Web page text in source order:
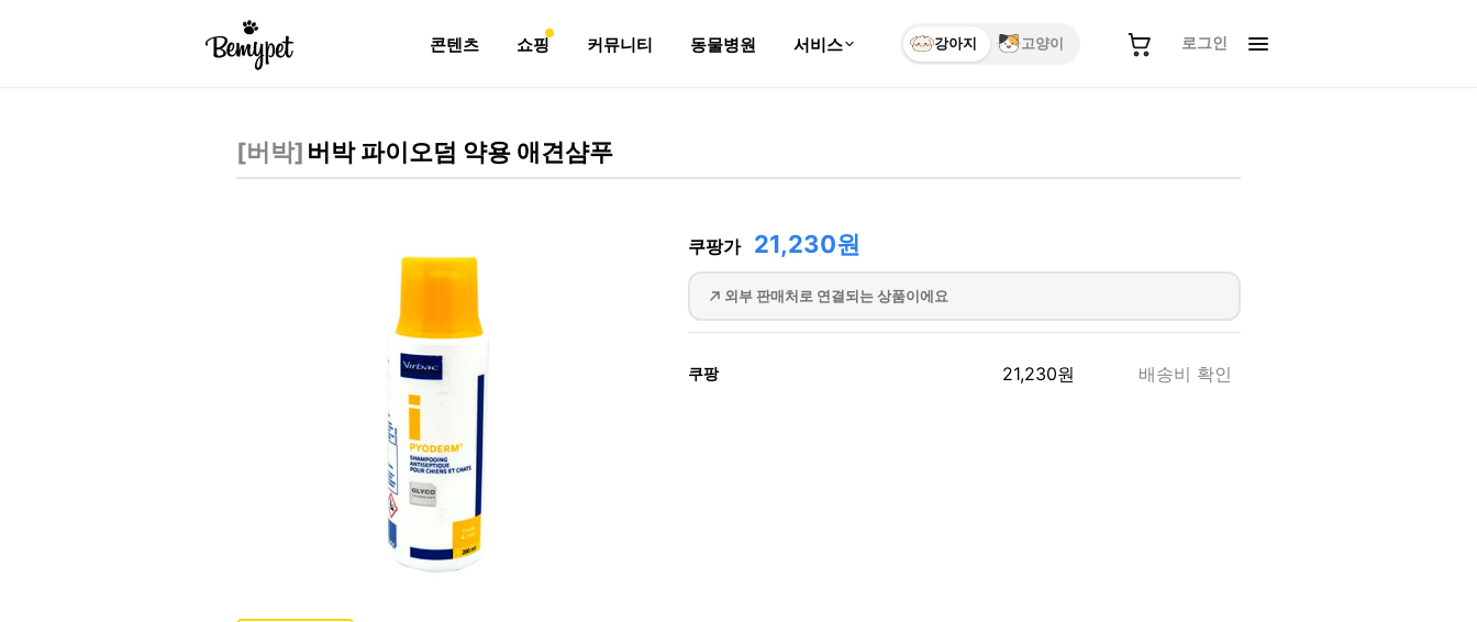
콘텐츠 쇼핑 커뮤니티 동물병원 서비스 강아지 고양이 로그인
[버박] 버박 파이오덤 약용 애견샴푸
쿠팡가 21,230원
외부 판매처로 연결되는 상품이에요
쿠팡 21,230원 배송비 확인